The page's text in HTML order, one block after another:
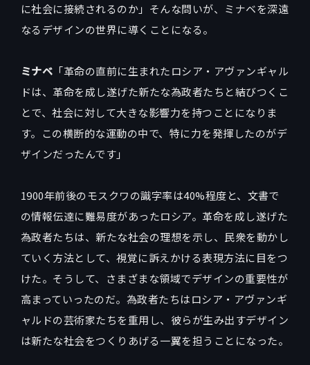
に社会に接続されるのか」そんな問いが、ミナベを深遠
なるデザインの世界に導くことになる。
ミナベ 「革命の直前に生まれたロシア・アヴァンギャル
ドは、革命を成し遂げた新たな為政者たちと結びつくこ
とで、社会に対して大きな影響力を持つことになりま
す。この横断的な運動の中で、特に力を発揮したのがデ
ザインだったんです」
1900年前後のモスクワの識字率は40%程度と、文書で
の情報伝達に難易度があったロシア。革命を成し遂げた
為政者たちは、新たな社会の理想を示し、民衆を動かし
ていく方法として、視覚に訴えかける表現方法に目をつ
けた。そうして、さまざまな領域でデザインの重要性が
高まっていったのだ。為政者たちはロシア・アヴァンギ
ャルドの芸術家たちを重用し、彼らが生み出すデザイン
は新たな社会をつくりあげる一翼を担うことになった。